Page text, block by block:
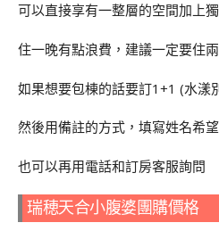
可以直接享有一整層的空間加上
住一晚有點浪費，建議一定要住
如果想要包棟的話要訂1+1 (水漾
然後用備註的方式，填寫姓名希
也可以再用電話和訂房客服詢問
瑞穂天合小腹婆團購價格